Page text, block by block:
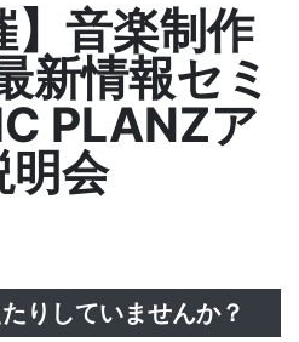
】音楽制作
新情報セミ
PLANZア
明会
りしていませんか？